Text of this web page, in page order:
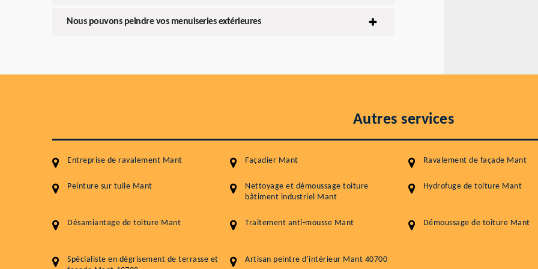
Nous pouvons peindre vos menuiseries extérieures
Autres services
Entreprise de ravalement Mant Façadier Mant Ravalement de façade Mant
Peinture sur tuile Mant
Nettoyage et démoussage toiture
bâtiment industriel Mant
Hydrofuge de toiture Mant
Désamiantage de toiture Mant Traitement anti-mousse Mant Démoussage de toiture Mant
Spécialiste en dégrisement de terrasse et
Artisan peintre d'intérieur Mant 40700